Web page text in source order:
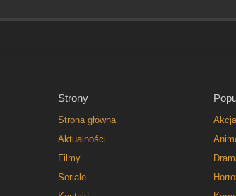
Strony
Strona główna
Aktualności
Filmy
Seriale
Akcja